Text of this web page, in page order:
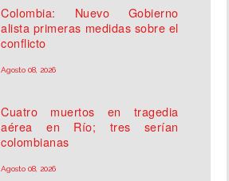
Colombia: Nuevo Gobierno
alista primeras medidas sobre el
conflicto
Agosto 08, 2026
Cuatro muertos en tragedia
aérea en Río; tres serían
colombianas
Agosto 08, 2026